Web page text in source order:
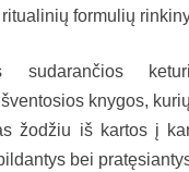
formulių
sudarančios
knygos,
žodžiu iš kartos į
bei